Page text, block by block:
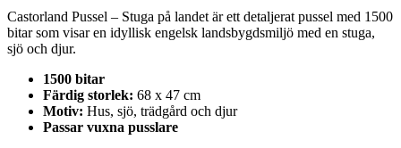
Castorland Pussel – Stuga på landet är ett detaljerat pussel med 1500
bitar som visar en idyllisk engelsk landsbygdsmiljö med en stuga,
sjö och djur.
1500 bitar
Färdig storlek: 68 x 47 cm
Motiv: Hus, sjö, trädgård och djur
Passar vuxna pusslare